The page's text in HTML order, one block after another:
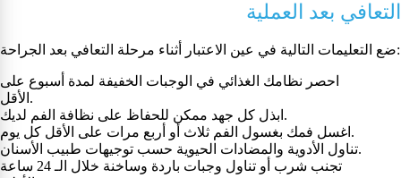
التعافي بعد العملية
ضع التعليمات التالية في عين الاعتبار أثناء مرحلة التعافي بعد الجراحة:
احصر نظامك الغذائي في الوجبات الخفيفة لمدة أسبوع على
الأقل.
ابذل كل جهد ممكن للحفاظ على نظافة الفم لديك.
اغسل فمك بغسول الفم ثلاث أو أربع مرات على الأقل كل يوم.
تناول الأدوية والمضادات الحيوية حسب توجيهات طبيب الأسنان.
تجنب شرب أو تناول وجبات باردة وساخنة خلال الـ 24 ساعة